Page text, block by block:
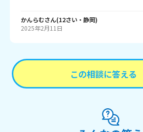
かんらむさん(12さい・ 静岡)
2025年2月11日
この相談に答える